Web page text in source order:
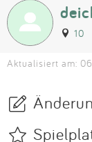
10
Aktualisiert am: